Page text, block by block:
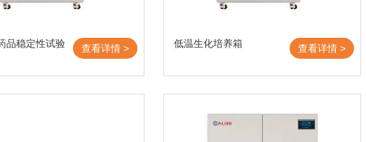
品稳定性试验
查看详情 > 低温生化培养箱 查看详情 >